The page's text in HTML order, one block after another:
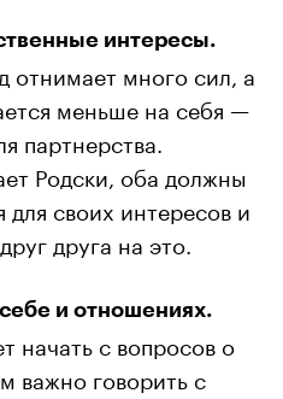
интересы.
отнимает много сил, а
меньше на себя —
партнерства.
Родски, оба должны
для своих интересов и
друга на это.
себе и отношениях.
начать с вопросов о
важно говорить с